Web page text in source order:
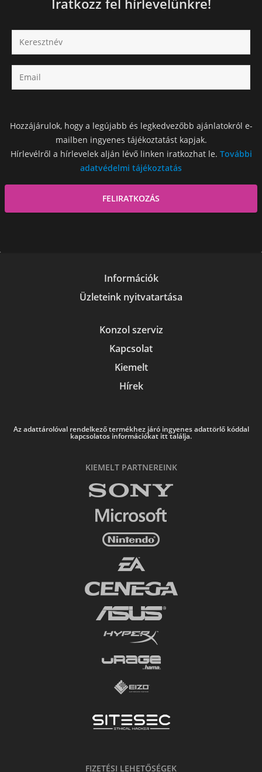
Hozzájárulok, hogy a legújabb és legkedvezőbb ajánlatokról e-
mailben ingyenes tájékoztatást kapjak.
Hírlevélről a hírlevelek alján lévő linken iratkozhat le. További
adatvédelmi tájékoztatás
Információk
Üzleteink nyitvatartása
Konzol szerviz
Kapcsolat
Kiemelt
Hírek
Az adattárolóval rendelkező termékhez járó ingyenes adattörlő kóddal
kapcsolatos információkat itt találja.
KIEMELT PARTNEREINK
FIZETÉSI LEHETŐSÉGEK